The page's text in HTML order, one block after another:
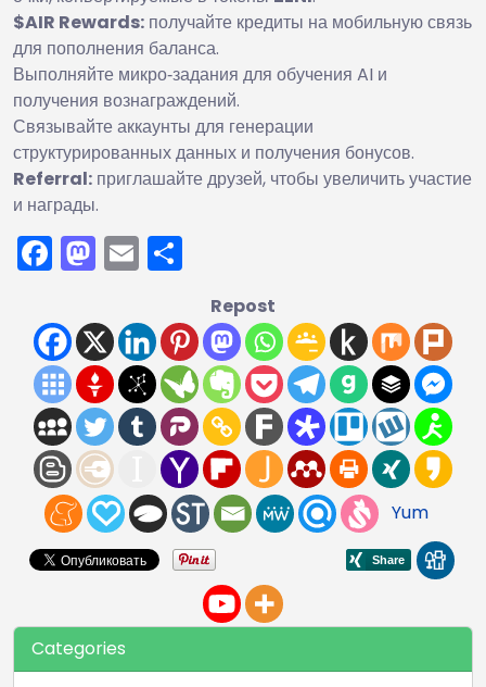
$AIR Rewards: получайте кредиты на мобильную связь
для пополнения баланса.
Выполняйте микро‑задания для обучения AI и
получения вознаграждений.
Связывайте аккаунты для генерации
структурированных данных и получения бонусов.
Referral: приглашайте друзей, чтобы увеличить участие
и награды.
Facebook
Mastodon
Email
Repost
Yum
Categories